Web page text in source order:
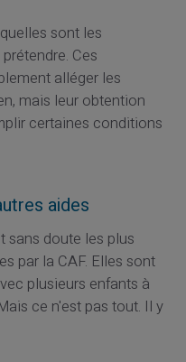
sont les
Ces
alléger les
mais leur obtention
certaines conditions
aides
sans doute les plus
par la CAF. Elles sont
plusieurs enfants à
ce n'est pas tout. Il y